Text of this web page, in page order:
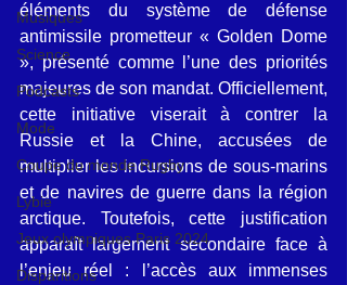
Musiques
Science
Podcasts
Mode
Coupe du monde Rugby
Lybie
Jeux olympiques Paris 2024
Disparitions
éléments du système de défense
antimissile prometteur « Golden Dome
», présenté comme l’une des priorités
majeures de son mandat. Officiellement,
cette initiative viserait à contrer la
Russie et la Chine, accusées de
multiplier les incursions de sous-marins
et de navires de guerre dans la région
arctique. Toutefois, cette justification
apparaît largement secondaire face à
l’enjeu réel : l’accès aux immenses